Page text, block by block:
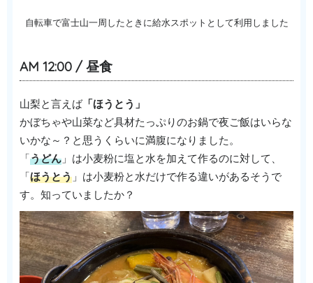
自転車で富士山一周したときに給水スポットとして利用しました
AM 12:00 / 昼食
山梨と言えば「ほうとう」
かぼちゃや山菜など具材たっぷりのお鍋で夜ご飯はいらな
いかな～？と思うくらいに満腹になりました。
「うどん 」は小麦粉に塩と水を加えて作るのに対して、
「ほうとう 」は小麦粉と水だけで作る違いがあるそうで
す。知っていましたか？